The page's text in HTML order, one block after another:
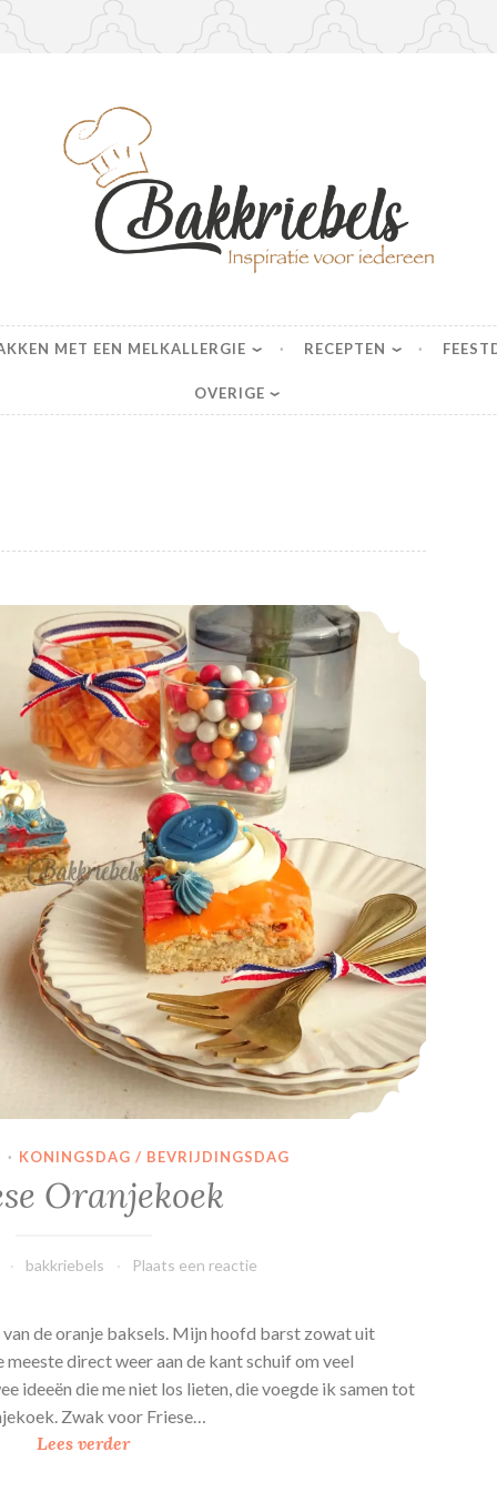
MET EEN MELKALLERGIE RECEPTEN
OVERIGE
Friese Oranjekoek
· KONINGSDAG / BEVRIJDINGSDAG
Oranjekoek
bakkriebels Plaats een reactie
de oranje baksels. Mijn hoofd barst zowat uit
meeste direct weer aan de kant schuif om veel
ideeën die me niet los lieten, die voegde ik samen tot
Zwak voor Friese…
Lees verderF